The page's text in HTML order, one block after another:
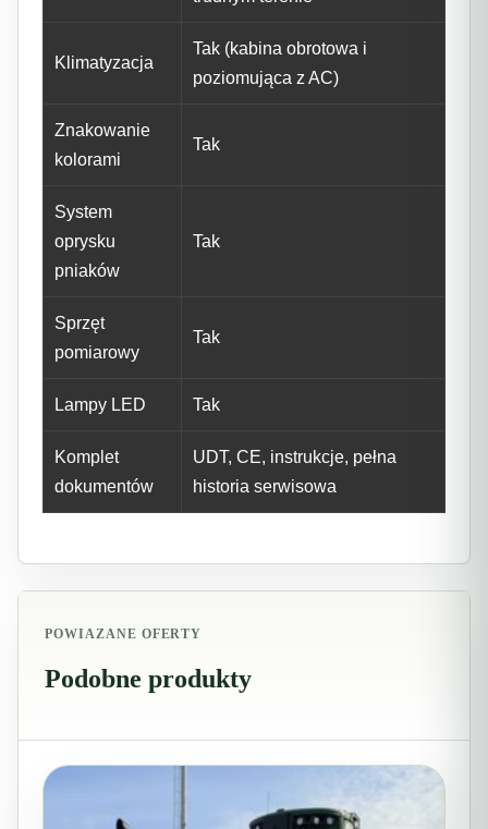
Klimatyzacja
Tak (kabina obrotowa i
poziomująca z AC)
Znakowanie
kolorami
Tak
System
oprysku
pniaków
Tak
Sprzęt
pomiarowy
Tak
Lampy LED Tak
Komplet
dokumentów
UDT, CE, instrukcje, pełna
historia serwisowa
POWIAZANE OFERTY
Podobne produkty